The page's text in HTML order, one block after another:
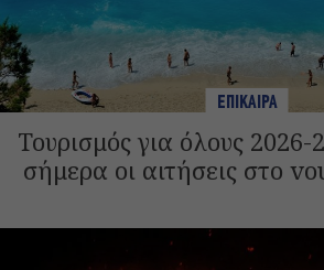
ΕΠΙΚΑΙΡΑ
Τουρισμός για όλους 2026-
σήμερα οι αιτήσεις στο